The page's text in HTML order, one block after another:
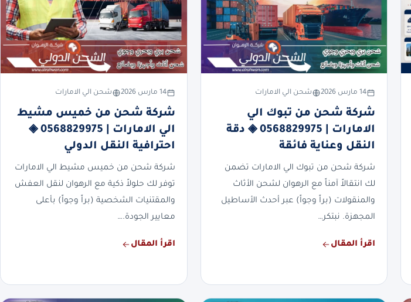
14 مارس 2026 شحن الي الامارات
شركة شحن من تبوك الي
الامارات | 0568829975 ◈ دقة
النقل وعناية فائقة
شركة شحن من تبوك الي الامارات تضمن
لك انتقالاً آمناً مع الرهوان لشحن الأثاث
والمنقولات (براً وجواً) عبر أحدث الأساطيل
المجهزة. نبتكر…
اقرأ المقال
14 مارس 2026 شحن الي الامارات
شركة شحن من خميس مشيط
الي الامارات | 0568829975 ◈
احترافية النقل الدولي
شركة شحن من خميس مشيط الي الامارات
توفر لك حلولاً ذكية مع الرهوان لنقل العفش
والمقتنيات الشخصية (براً وجواً) بأعلى
معايير الجودة.…
اقرأ المقال